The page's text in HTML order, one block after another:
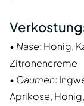
• Nase: Honig,
Zitronencreme
• Gaumen:
Aprikose,